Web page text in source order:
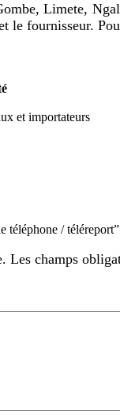
Limete,
le fournisseur.
et importateurs
téléphone / téléreport”
Les champs